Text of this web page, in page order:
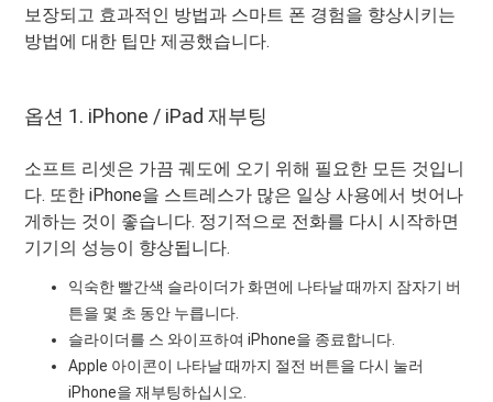
보장되고 효과적인 방법과 스마트 폰 경험을 향상시키는
방법에 대한 팁만 제공했습니다.
옵션 1. iPhone / iPad 재부팅
소프트 리셋은 가끔 궤도에 오기 위해 필요한 모든 것입니
다. 또한 iPhone을 스트레스가 많은 일상 사용에서 벗어나
게하는 것이 좋습니다. 정기적으로 전화를 다시 시작하면
기기의 성능이 향상됩니다.
익숙한 빨간색 슬라이더가 화면에 나타날 때까지 잠자기 버
튼을 몇 초 동안 누릅니다.
슬라이더를 스 와이프하여 iPhone을 종료합니다.
Apple 아이콘이 나타날 때까지 절전 버튼을 다시 눌러
iPhone을 재부팅하십시오.